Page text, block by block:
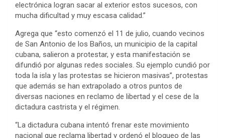
electrónica logran sacar al exterior estos sucesos, con
mucha dificultad y muy escasa calidad.”
Agrega que “esto comenzó el 11 de julio, cuando vecinos
de San Antonio de los Baños, un municipio de la capital
cubana, salieron a protestar, y esta manifestación se
difundió por algunas redes sociales. Su ejemplo cundió por
toda la isla y las protestas se hicieron masivas”, protestas
que además se han extrapolado a otros puntos de
diversas naciones en reclamo de libertad y el cese de la
dictadura castrista y el régimen.
“La dictadura cubana intentó frenar este movimiento
nacional que reclama libertad y ordenó el bloqueo de las